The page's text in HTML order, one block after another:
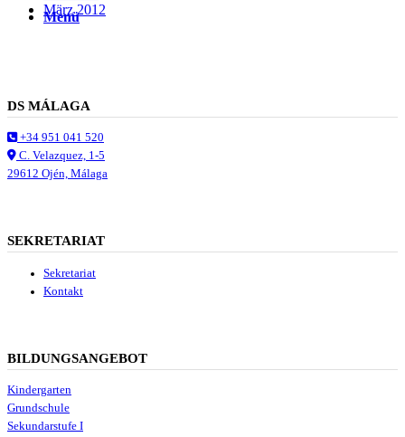
MenüMenü
März 2012
DS MÁLAGA
+34 951 041 520
C. Velazquez, 1-5
29612 Ojén, Málaga
SEKRETARIAT
Sekretariat
Kontakt
BILDUNGSANGEBOT
Kindergarten
Grundschule
Sekundarstufe I